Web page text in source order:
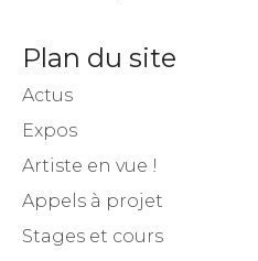
Plan du site
Actus
Expos
Artiste en vue !
Appels à projet
Stages et cours